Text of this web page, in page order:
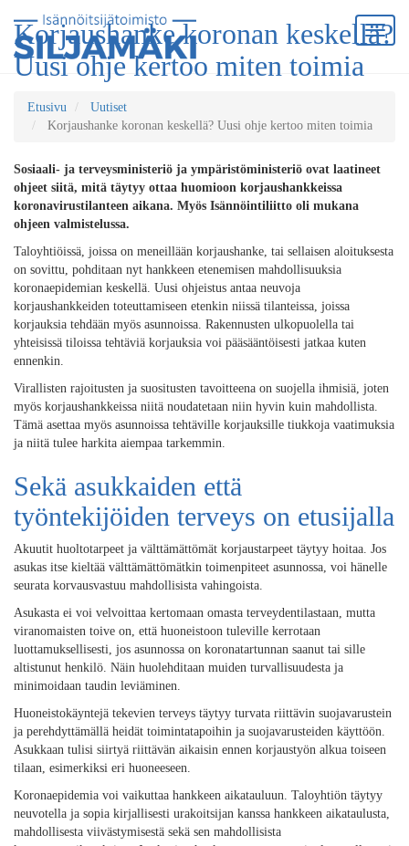
Korjaushanke koronan keskellä?
Uusi ohje kertoo miten toimia
Etusivu
Uutiset
Korjaushanke koronan keskellä? Uusi ohje kertoo miten toimia
Sosiaali- ja terveysministeriö ja ympäristöministeriö ovat laatineet
ohjeet siitä, mitä täytyy ottaa huomioon korjaushankkeissa
koronavirustilanteen aikana. Myös Isännöintiliitto oli mukana
ohjeen valmistelussa.
Taloyhtiöissä, joissa on meneillään korjaushanke, tai sellaisen aloituksesta
on sovittu, pohditaan nyt hankkeen etenemisen mahdollisuuksia
koronaepidemian keskellä. Uusi ohjeistus antaa neuvoja
korjaushankkeiden toteuttamiseen etenkin niissä tilanteissa, joissa
korjauksia tehdään myös asunnoissa. Rakennusten ulkopuolella tai
yhteisissä tiloissa tehtäviä korjauksia voi pääsääntöisesti jatkaa kuten
ennenkin.
Virallisten rajoitusten ja suositusten tavoitteena on suojella ihmisiä, joten
myös korjaushankkeissa niitä noudatetaan niin hyvin kuin mahdollista.
Tämä asettaa myös asunnoissa tehtäville korjauksille tiukkoja vaatimuksia
ja niitä tulee harkita aiempaa tarkemmin.
Sekä asukkaiden että
työntekijöiden terveys on etusijalla
Akuutit huoltotarpeet ja välttämättömät korjaustarpeet täytyy hoitaa. Jos
asukas itse kieltää välttämättömätkin toimenpiteet asunnossa, voi hänelle
seurata korvausvastuu mahdollisista vahingoista.
Asukasta ei voi velvoittaa kertomaan omasta terveydentilastaan, mutta
viranomaisten toive on, että huoneistoon tuleville kerrotaan
luottamuksellisesti, jos asunnossa on koronatartunnan saanut tai sille
altistunut henkilö. Näin huolehditaan muiden turvallisuudesta ja
minimoidaan taudin leviäminen.
Huoneistokäyntejä tekevien terveys täytyy turvata riittävin suojavarustein
ja perehdyttämällä heidät toimintatapoihin ja suojavarusteiden käyttöön.
Asukkaan tulisi siirtyä riittävän aikaisin ennen korjaustyön alkua toiseen
tilaan, esimerkiksi eri huoneeseen.
Koronaepidemia voi vaikuttaa hankkeen aikatauluun. Taloyhtiön täytyy
neuvotella ja sopia kirjallisesti urakoitsijan kanssa hankkeen aikataulusta,
mahdollisesta viivästymisestä sekä sen mahdollisista